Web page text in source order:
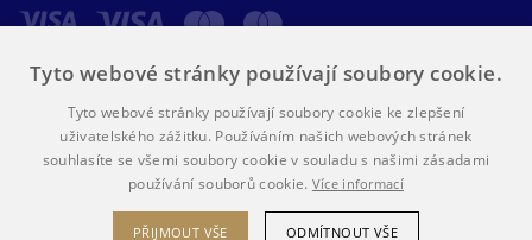
Tyto webové stránky používají soubory cookie.
Tyto webové stránky používají soubory cookie ke zlepšení
uživatelského zážitku. Používáním našich webových stránek
souhlasíte se všemi soubory cookie v souladu s našimi zásadami
používání souborů cookie. Více informací
PŘIJMOUT VŠE ODMÍTNOUT VŠE